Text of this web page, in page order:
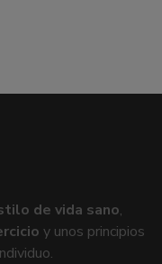
de vida sano,
y unos principios